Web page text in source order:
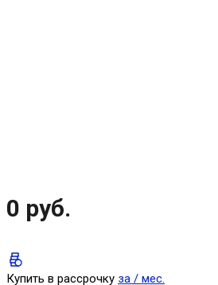
0 руб.
Купить в рассрочку за / мес.